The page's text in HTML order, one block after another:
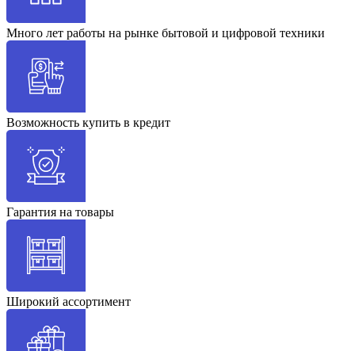
Много лет работы на рынке бытовой и цифровой техники
Возможность купить в кредит
Гарантия на товары
Широкий ассортимент